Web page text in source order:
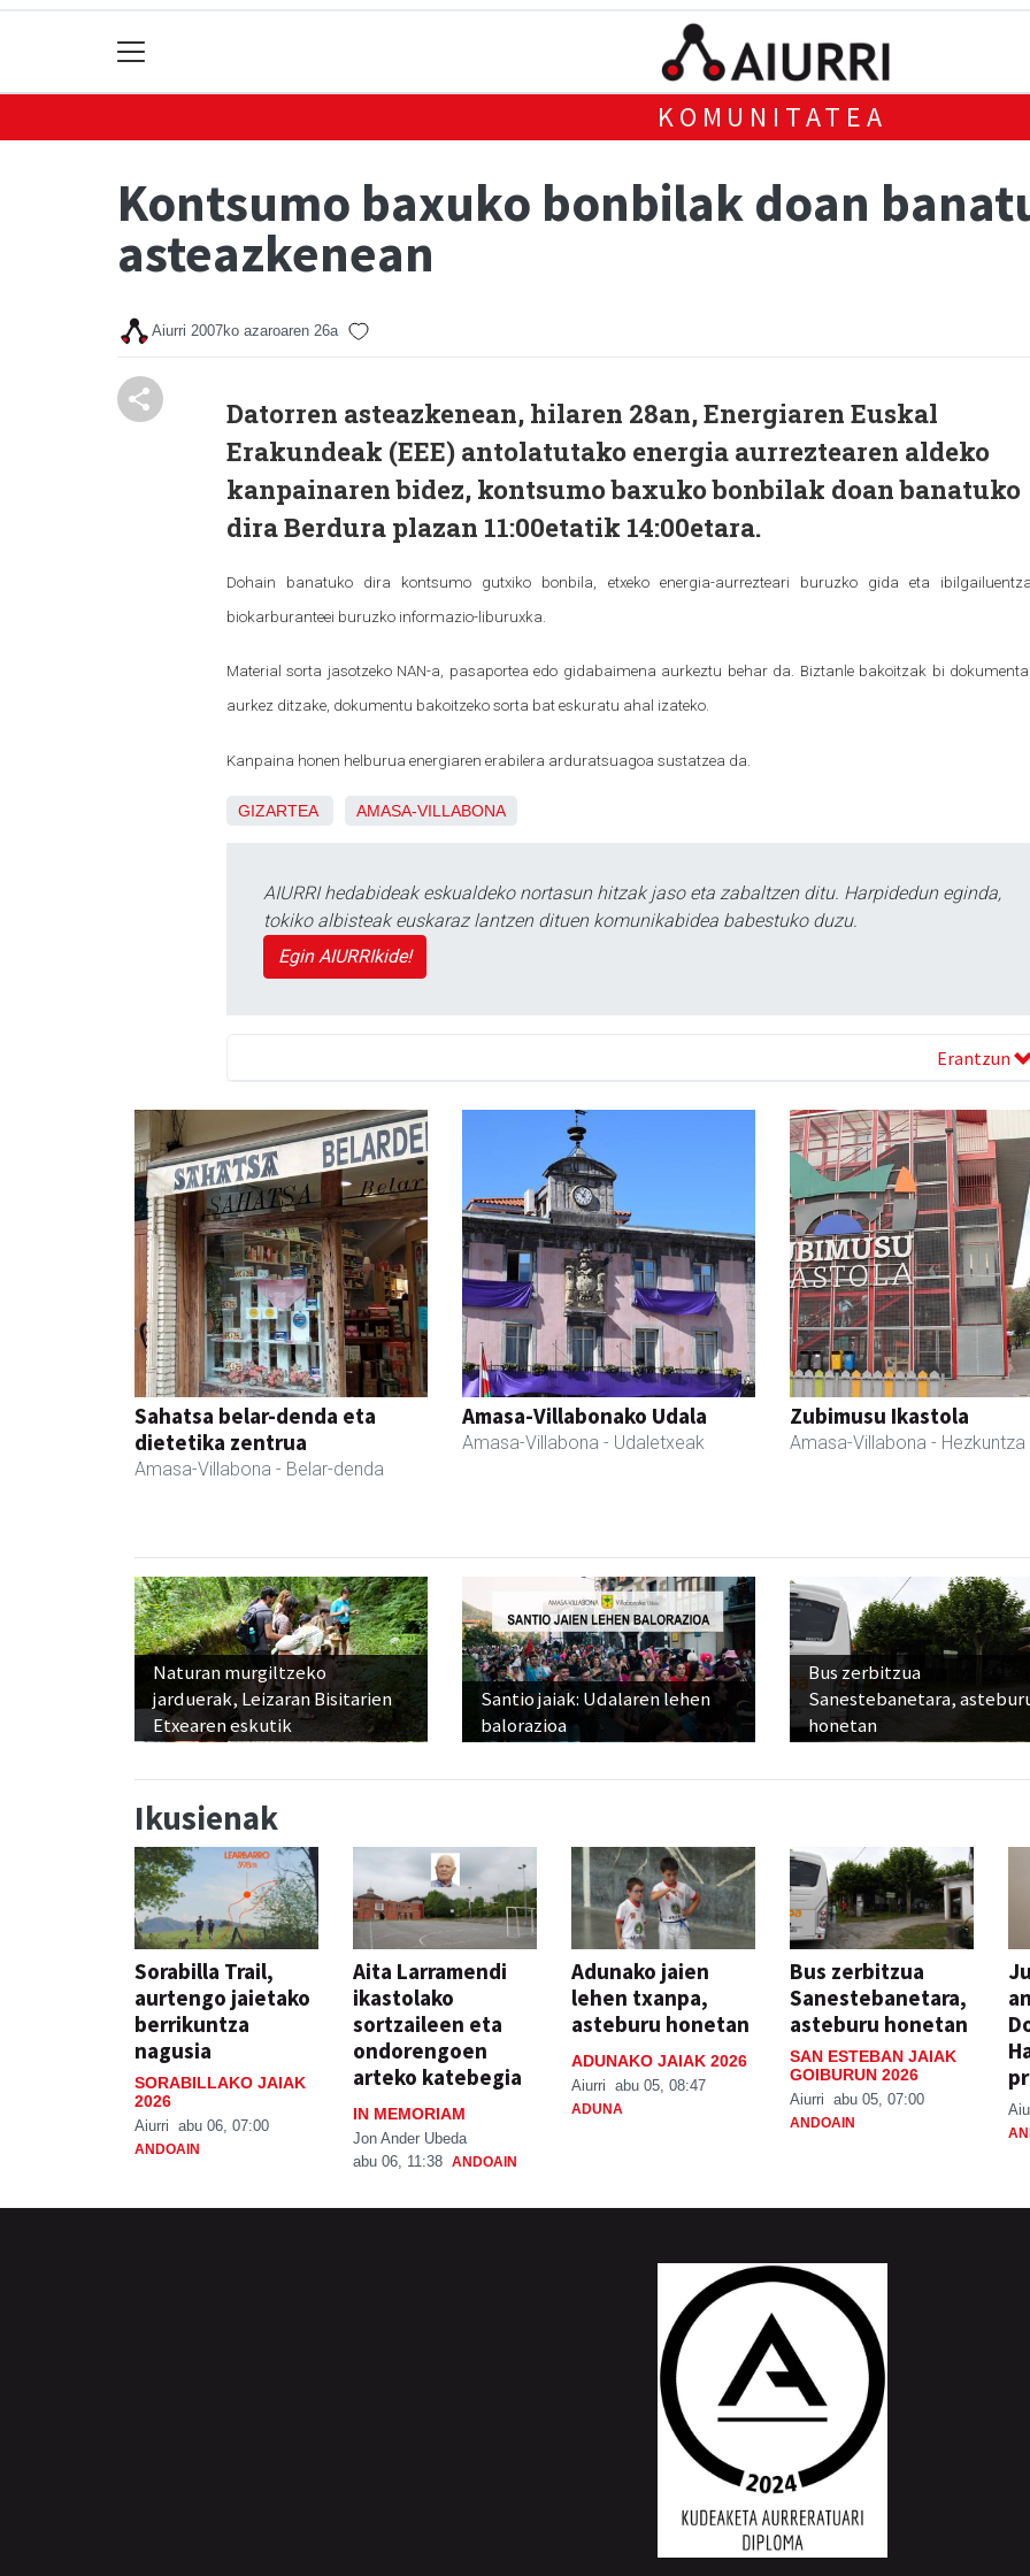
KOMUNITATEA
Kontsumo baxuko bonbilak doan
asteazkenean
Aiurri 2007ko azaroaren 26a
Datorren asteazkenean, hilaren 28an, Energiaren Euskal
Erakundeak (EEE) antolatutako energia aurreztearen aldeko
kanpainaren bidez, kontsumo baxuko bonbilak doan banatuko
dira Berdura plazan 11:00etatik 14:00etara.
Dohain banatuko dira kontsumo gutxiko bonbila, etxeko energia-aurrezteari buruzko gida eta
biokarburanteei buruzko informazio-liburuxka.
Material sorta jasotzeko NAN-a, pasaportea edo gidabaimena aurkeztu behar da. Biztanle bakoitzak bi
aurkez ditzake, dokumentu bakoitzeko sorta bat eskuratu ahal izateko.
Kanpaina honen helburua energiaren erabilera arduratsuagoa sustatzea da.
GIZARTEA AMASA-VILLABONA
AIURRI hedabideak eskualdeko nortasun hitzak jaso eta zabaltzen ditu. Harpidedun eginda,
tokiko albisteak euskaraz lantzen dituen komunikabidea babestuko duzu.
Egin AIURRIkide!
Erantzun
Sahatsa belar-denda eta
dietetika zentrua
Amasa-Villabona - Belar-denda
Amasa-Villabonako Udala
Amasa-Villabona - Udaletxeak
Zubimusu Ikastola
Amasa-Villabona - Hezkuntza
Naturan murgiltzeko
jarduerak, Leizaran Bisitarien
Etxearen eskutik
Santio jaiak: Udalaren lehen
balorazioa
Bus zerbitzua
Sanestebanetara,
honetan
Ikusienak
Sorabilla Trail,
aurtengo jaietako
berrikuntza
nagusia
SORABILLAKO JAIAK
2026
Aiurri abu 06, 07:00
ANDOAIN
Aita Larramendi
ikastolako
sortzaileen eta
ondorengoen
arteko katebegia
IN MEMORIAM
Jon Ander Ubeda
abu 06, 11:38 ANDOAIN
Adunako jaien
lehen txanpa,
asteburu honetan
ADUNAKO JAIAK 2026
Aiurri abu 05, 08:47
ADUNA
Bus zerbitzua
Sanestebanetara,
asteburu honetan
SAN ESTEBAN JAIAK
GOIBURUN 2026
Aiurri abu 05, 07:00
ANDOAIN